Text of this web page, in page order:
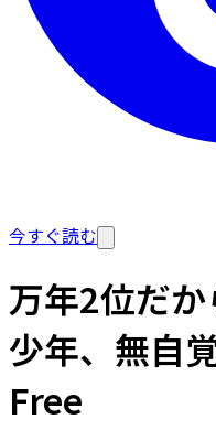
今すぐ読む
万年2位だ
少年、無自
Free